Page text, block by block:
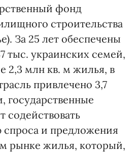
фонд
строительства
За 25 лет обеспечены
тыс. украинских семей,
2,3 млн кв. м жилья, в
привлечено 3,7
государственные
содействовать
спроса и предложения
рынке жилья, который,